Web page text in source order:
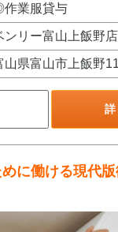
業服貸与
ンリー富山上飯野店
山県富山市上飯野
詳
に働ける現代